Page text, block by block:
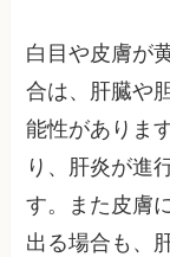
白目や皮膚が
合は、肝臓や
能性がありま
り、肝炎が進
す。また皮膚
出る場合も、